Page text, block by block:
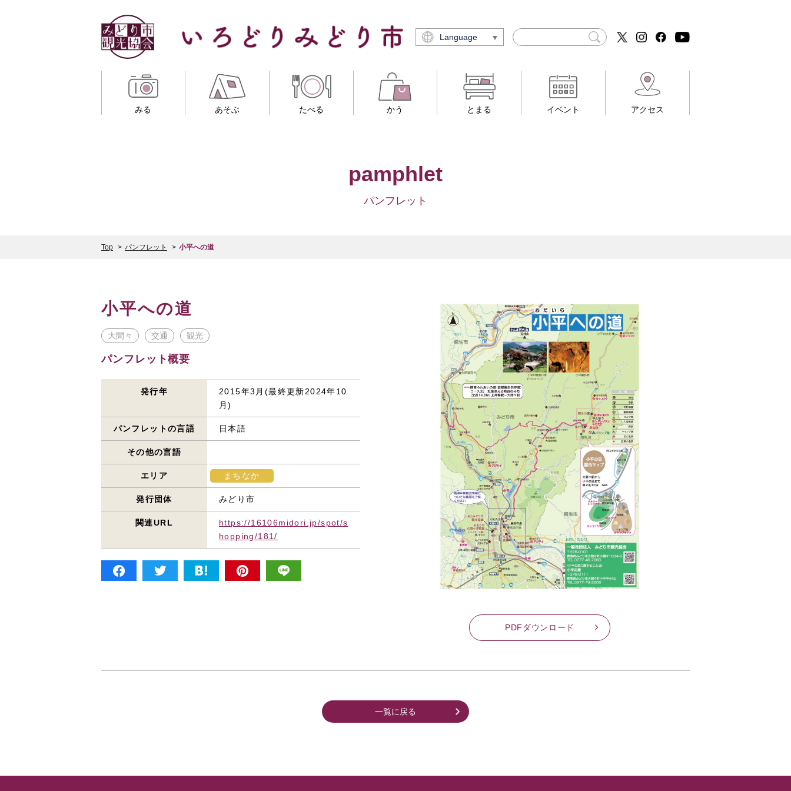
Language
みる あそぶ たべる かう とまる イベント アクセス
pamphlet
パンフレット
Top パンフレット 小平への道
小平への道
大間々 交通 観光
パンフレット概要
発行年
2015年3月(最終更新2024年10
月)
パンフレットの言語 日本語
その他の言語
エリア まちなか
発行団体 みどり市
関連URL
https://16106midori.jp/spot/s
hopping/181/
PDFダウンロード
一覧に戻る